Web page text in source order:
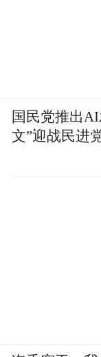
国民党推出
文”迎战民进